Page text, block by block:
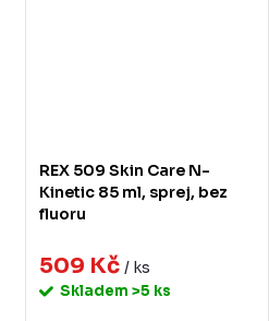
REX 509 Skin Care N-
Kinetic 85 ml, sprej, bez
fluoru
509 Kč / ks
Skladem >5 ks